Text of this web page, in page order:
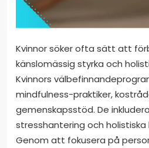
Kvinnor söker ofta sätt att
känslomässig styrka och
Kvinnors
mindfulness-praktiker,
gemenskapsstöd. De
stresshantering och
Genom att fokusera på